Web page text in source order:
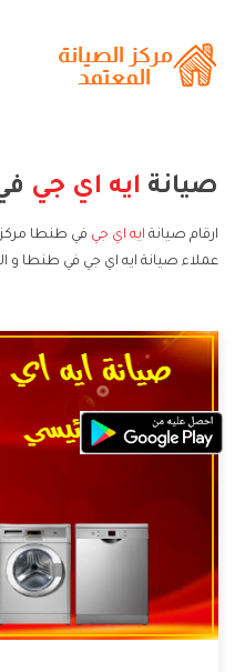
صيانة ايه اي جي
ارقام صيانة ايه اي جي في طنطا
عملاء صيانة ايه اي جي في طنطا و